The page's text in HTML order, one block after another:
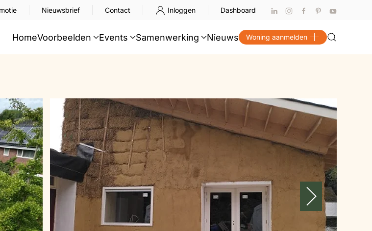
Nieuwsbrief Contact Inloggen Dashboard
HomeVoorbeelden Events Samenwerking Nieuws Woning aanmelden